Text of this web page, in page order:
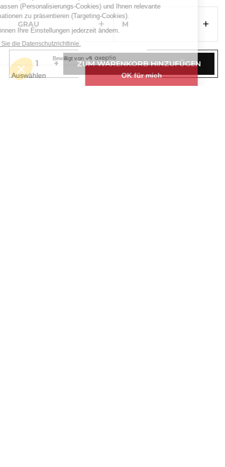
GRAU + M +
- + ZUM WARENKORB HINZUFÜGEN
- 9813-5252-M
USUAL Etikett: Produkte mit dem
besten Preis-/Leistungsverhältnis
bieten einen hervorragenden
Einstieg in die Bragard-Welt.